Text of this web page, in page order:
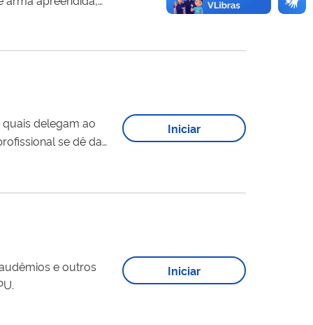
de
delegam ao
se dê da
Iniciar
e outros
Iniciar